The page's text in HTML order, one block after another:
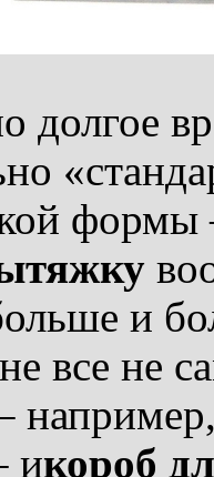
долгое
формы
и
все не
икороб